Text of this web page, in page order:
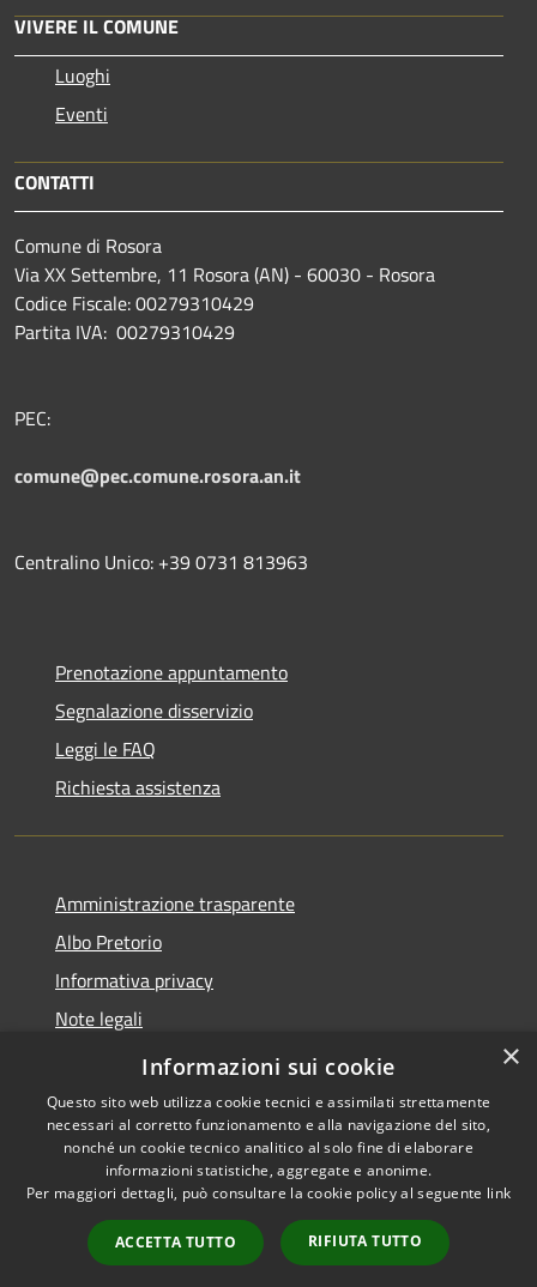
VIVERE IL COMUNE
Luoghi
Eventi
CONTATTI
Comune di Rosora
Via XX Settembre, 11 Rosora (AN) - 60030 - Rosora
Codice Fiscale: 00279310429
Partita IVA: 00279310429
PEC:
comune@pec.comune.rosora.an.it
Centralino Unico: +39 0731 813963
Prenotazione appuntamento
Segnalazione disservizio
Leggi le FAQ
Richiesta assistenza
Amministrazione trasparente
Albo Pretorio
Informativa privacy
Note legali
Dichiarazione di accessibilità
Accessibilità
Copyright © 2026 • Comune di
Rosora • Powered by
Municipium•
Accesso
redazione
×
Informazioni sui cookie
Questo sito web utilizza cookie tecnici e assimilati strettamente
necessari al corretto funzionamento e alla navigazione del sito,
nonché un cookie tecnico analitico al solo fine di elaborare
informazioni statistiche, aggregate e anonime.
Per maggiori dettagli, può consultare la cookie policy al seguente link
ACCETTA TUTTO RIFIUTA TUTTO